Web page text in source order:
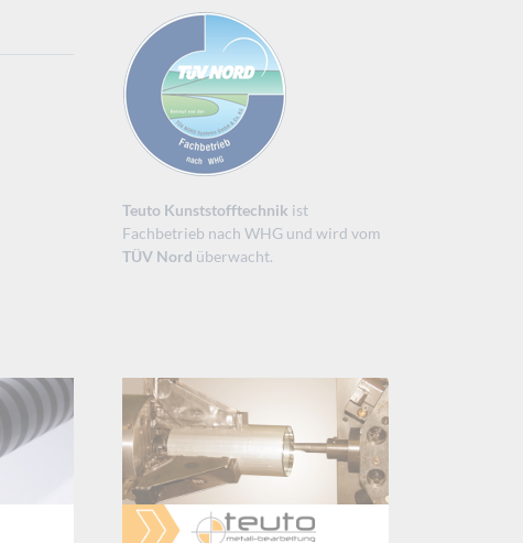
Teuto Kunststofftechnik ist
Fachbetrieb nach WHG und wird vom
TÜV Nord überwacht.